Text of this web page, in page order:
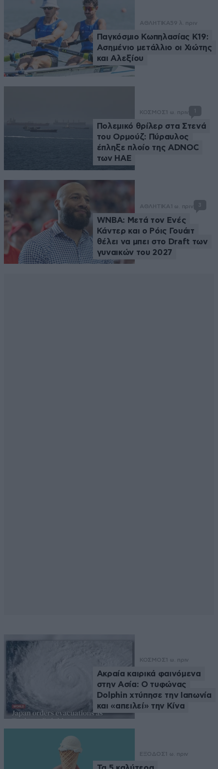
ΑΘΛΗΤΙΚΑ59 λ. πριν
Παγκόσμιο Κωπηλασίας Κ19:
Ασημένιο μετάλλιο οι Χιώτης
και Αλεξίου
ΚΟΣΜΟΣ 1 ω. πριν
Πολεμικό θρίλερ στα Στενά
του Ορμούζ: Πύραυλος
έπληξε πλοίο της ADNOC
των ΗΑΕ
ΑΘΛΗΤΙΚΑ 1 ω. πριν 3
WNBA: Μετά τον Ενές
Κάντερ και ο Ρόις Γουάιτ
θέλει να μπει στο Draft των
γυναικών του 2027
ΚΟΣΜΟΣ 1 ω. πριν
Ακραία καιρικά φαινόμενα
στην Ασία: Ο τυφώνας
Dolphin χτύπησε την Ιαπωνία
και «απειλεί» την Κίνα
ΕΞΟΔΟΣ 1 ω. πριν